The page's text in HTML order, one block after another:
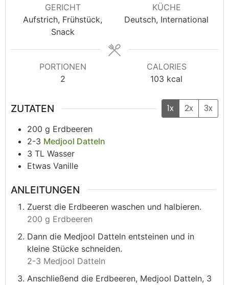
GERICHT
Aufstrich, Frühstück,
Snack
KÜCHE
Deutsch, International
PORTIONEN
2
CALORIES
103 kcal
ZUTATEN 1x 2x 3x
200 g Erdbeeren
2-3 Medjool Datteln
3 TL Wasser
Etwas Vanille
ANLEITUNGEN
Zuerst die Erdbeeren waschen und halbieren.
200 g Erdbeeren
Dann die Medjool Datteln entsteinen und in
kleine Stücke schneiden.
2-3 Medjool Datteln
Anschließend die Erdbeeren, Medjool Datteln, 3